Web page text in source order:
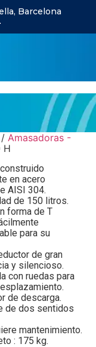
Barcelona
/ Amasadoras -
H
en acero
AISI 304.
de 150 litros.
forma de T
para su
de gran
y silencioso.
con ruedas para
de descarga.
de dos sentidos
mantenimiento.
: 175 kg.